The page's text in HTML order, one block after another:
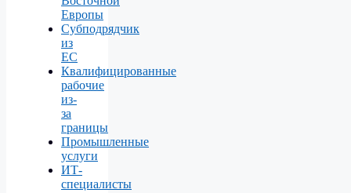
Европы
Субподрядчик
из
ЕС
Квалифицированные
рабочие
из-
за
границы
Промышленные
услуги
ИТ-
специалисты